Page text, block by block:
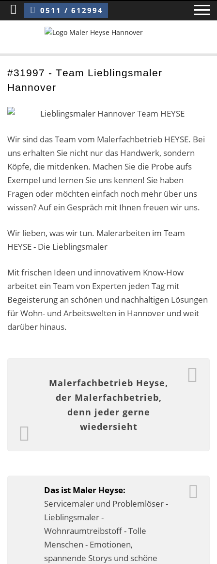
Sie sind hier:Team Lieblingsmaler Hannover
0511 / 612994
Home
Über uns ›
Über uns
Mitarbeiter / Das Team
Referenzen und Kundenbewertungen
Storytelling
Stellenangebote: Maler-Facharbeiter gesucht
Stellenangebot: Backoffice Manager/in
Leistungen ›
Altbausanierung
Der gesunde Raum
Echtmetalloptik
Kalkkind-Fachbetrieb – Sumpfkalk-Oberflächen
Malerarbeiten
Rostoptik
Tapezierarbeiten
#31997 - Team Lieblingsmaler
Hannover
Wir sind das Team vom Malerfachbetrieb HEYSE. Bei
uns erhalten Sie nicht nur das Handwerk, sondern
Köpfe, die mitdenken. Machen Sie die Probe aufs
Exempel und lernen Sie uns kennen! Sie haben
Fragen oder möchten einfach noch mehr über uns
wissen? Auf ein Gespräch mit Ihnen freuen wir uns.
Wir lieben, was wir tun. Malerarbeiten im Team
HEYSE - Die Lieblingsmaler
Mit frischen Ideen und innovativem Know-How
arbeitet ein Team von Experten jeden Tag mit
Begeisterung an schönen und nachhaltigen Lösungen
für Wohn- und Arbeitswelten in Hannover und weit
darüber hinaus.
Malerfachbetrieb Heyse,
der Malerfachbetrieb,
denn jeder gerne
wiedersieht
Das ist Maler Heyse:
Servicemaler und Problemlöser -
Lieblingsmaler -
Wohnraumtreibstoff - Tolle
Menschen - Emotionen,
spannende Storys und schöne